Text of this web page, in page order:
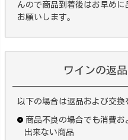
んので商品到着後はお早め
お願いします。
ワインの返
以下の場合は返品および交換
商品不良の場合でも消費
出来ない商品